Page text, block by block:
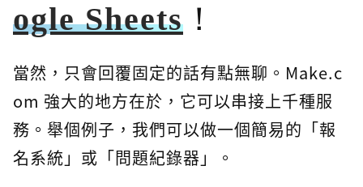
ogle Sheets ！
當然，只會回覆固定的話有點無聊。Make.c
om 強大的地方在於，它可以串接上千種服
務。舉個例子，我們可以做一個簡易的「報
名系統」或「問題紀錄器」。